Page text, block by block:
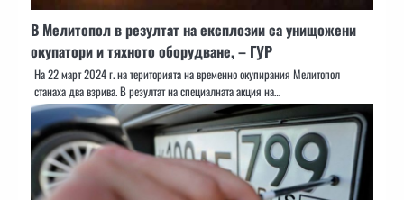
В Мелитопол в резултат на експлозии са унищожени
окупатори и тяхното оборудване, – ГУР
На 22 март 2024 г. на територията на временно окупирания Мелитопол
станаха два взрива. В резултат на специалната акция на…